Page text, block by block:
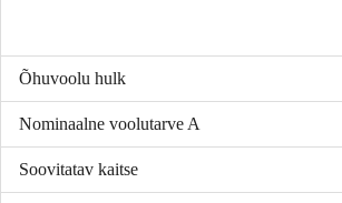
Õhuvoolu hulk
Nominaalne voolutarve A
Soovitatav kaitse